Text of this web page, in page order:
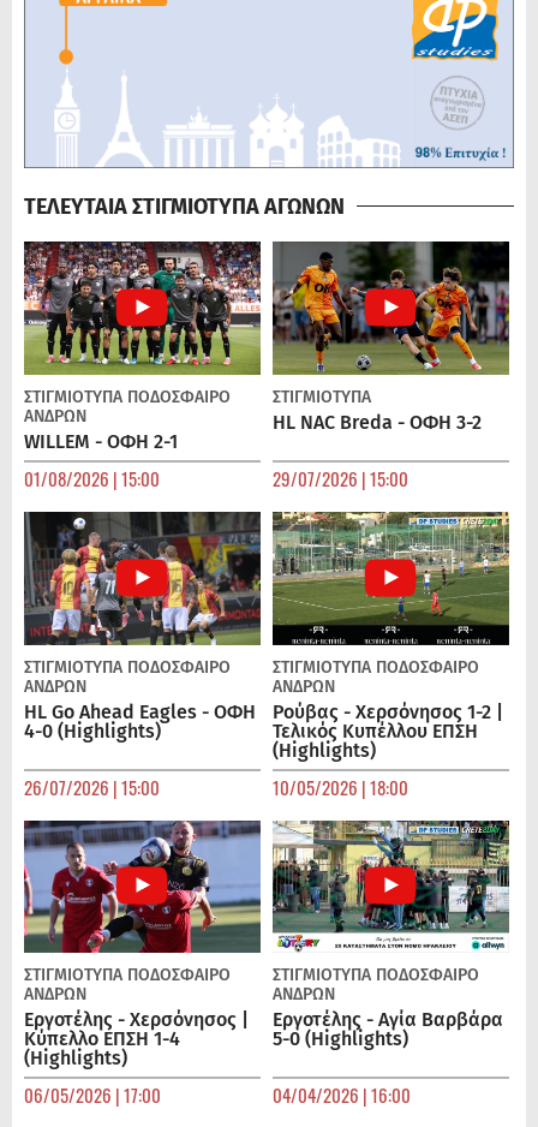
ΤΕΛΕΥΤΑΙΑ ΣΤΙΓΜΙΟΤΥΠΑ ΑΓΩΝΩΝ
ΣΤΙΓΜΙΟΤΥΠΑ ΠΟΔΌΣΦΑΙΡΟ
ΑΝΔΡΏΝ
WILLEM - ΟΦΗ 2-1
01/08/2026 | 15:00
ΣΤΙΓΜΙΟΤΥΠΑ
HL NAC Breda - ΟΦΗ 3-2
29/07/2026 | 15:00
ΣΤΙΓΜΙΟΤΥΠΑ ΠΟΔΌΣΦΑΙΡΟ
ΑΝΔΡΏΝ
HL Go Ahead Eagles - ΟΦΗ
4-0 (Highlights)
26/07/2026 | 15:00
ΣΤΙΓΜΙΟΤΥΠΑ ΠΟΔΌΣΦΑΙΡΟ
ΑΝΔΡΏΝ
Ρούβας - Χερσόνησος 1-2 |
Τελικός Κυπέλλου ΕΠΣΗ
(Highlights)
10/05/2026 | 18:00
ΣΤΙΓΜΙΟΤΥΠΑ ΠΟΔΌΣΦΑΙΡΟ
ΑΝΔΡΏΝ
Εργοτέλης - Χερσόνησος |
Κύπελλο ΕΠΣΗ 1-4
(Highlights)
06/05/2026 | 17:00
ΣΤΙΓΜΙΟΤΥΠΑ ΠΟΔΌΣΦΑΙΡΟ
ΑΝΔΡΏΝ
Εργοτέλης - Αγία Βαρβάρα
5-0 (Highlights)
04/04/2026 | 16:00